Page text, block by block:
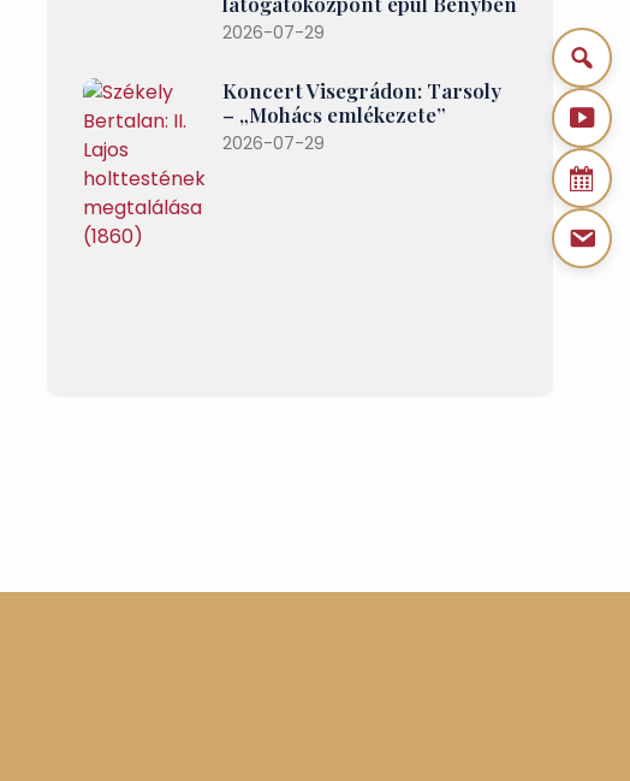
2026-07-29
Koncert Visegrádon: Tarsoly
– „Mohács emlékezete”
2026-07-29